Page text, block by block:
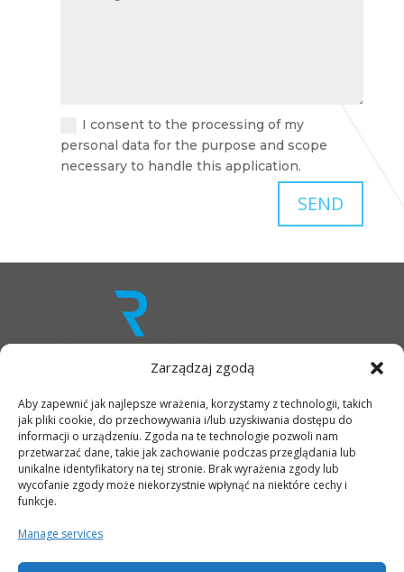
Zarządzaj zgodą
Aby zapewnić jak najlepsze wrażenia, korzystamy z technologii, takich
jak pliki cookie, do przechowywania i/lub uzyskiwania dostępu do
informacji o urządzeniu. Zgoda na te technologie pozwoli nam
przetwarzać dane, takie jak zachowanie podczas przeglądania lub
unikalne identyfikatory na tej stronie. Brak wyrażenia zgody lub
wycofanie zgody może niekorzystnie wpłynąć na niektóre cechy i
funkcje.
Manage services
I consent to the processing of my
personal data for the purpose and scope
necessary to handle this application.
SEND
OFFER
INFRASTRUCTURE
PLACE
AREA
PHOTOS
CONTACT